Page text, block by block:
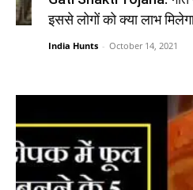
इससे लोगों को क्या लाभ
India Hunts - October 14, 2021